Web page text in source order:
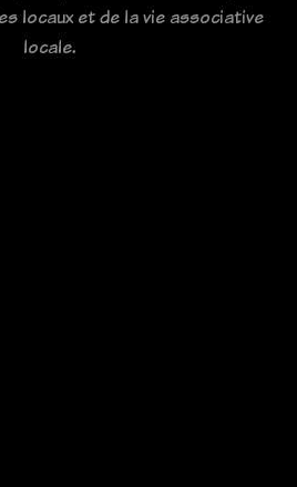
locaux et de la vie associative
locale.